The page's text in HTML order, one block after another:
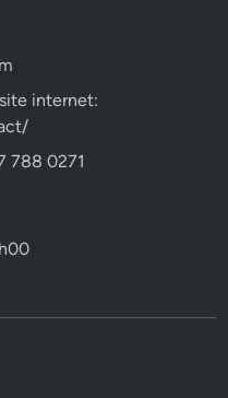
internet:
788 0271